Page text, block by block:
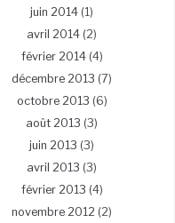
juin 2014 (1)
avril 2014 (2)
février 2014(4)
décembre 2013 (7)
octobre 2013 (6)
août 2013 (3)
juin 2013 (3)
avril 2013 (3)
février 2013 (4)
novembre 2012 (2)